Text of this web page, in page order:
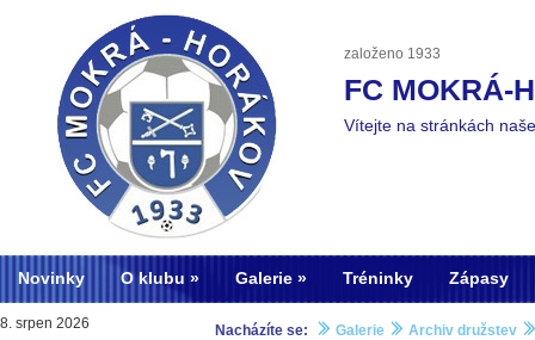
založeno 1933
FC MOKRÁ-
Vítejte na stránkách
Novinky O klubu Galerie Tréninky Zápasy
Nacházíte se: Galerie
Archiv družstev
8. srpen 2026